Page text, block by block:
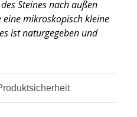
Steines nach außen
mikroskopisch kleine
ist naturgegeben und